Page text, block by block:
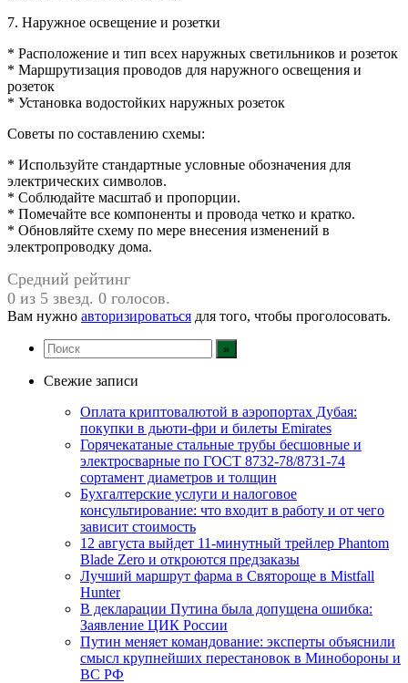
7. Наружное освещение и розетки
* Расположение и тип всех наружных светильников и розеток
* Маршрутизация проводов для наружного освещения и
розеток
* Установка водостойких наружных розеток
Советы по составлению схемы:
* Используйте стандартные условные обозначения для
электрических символов.
* Соблюдайте масштаб и пропорции.
* Помечайте все компоненты и провода четко и кратко.
* Обновляйте схему по мере внесения изменений в
электропроводку дома.
Средний рейтинг
0 из 5 звезд. 0 голосов.
Вам нужно авторизироваться для того, чтобы проголосовать.
Свежие записи
Оплата криптовалютой в аэропортах Дубая:
покупки в дьюти-фри и билеты Emirates
Горячекатаные стальные трубы бесшовные и
электросварные по ГОСТ 8732-78/8731-74
сортамент диаметров и толщин
Бухгалтерские услуги и налоговое
консультирование: что входит в работу и от чего
зависит стоимость
12 августа выйдет 11-минутный трейлер Phantom
Blade Zero и откроются предзаказы
Лучший маршрут фарма в Святороще в Mistfall
Hunter
В декларации Путина была допущена ошибка:
Заявление ЦИК России
Путин меняет командование: эксперты объяснили
смысл крупнейших перестановок в Минобороны и
ВС РФ